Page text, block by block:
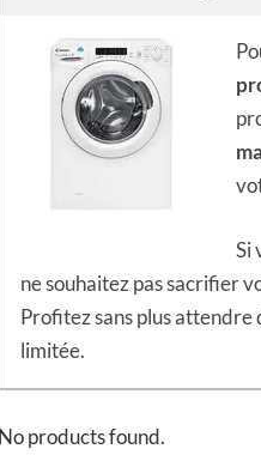
Si
ne souhaitez pas sacrifier
Profitez sans plus attendre
limitée.
No products found.